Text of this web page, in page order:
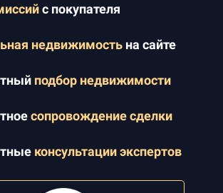
с покупателя
недвижимость на сайте
подбор недвижимости
сопровождение сделки
консультации экспертов